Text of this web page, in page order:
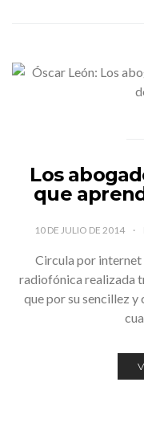
Los
que
10 DE JULIO DE 2014
Circula por
radiofónica realizada
que por su sencillez